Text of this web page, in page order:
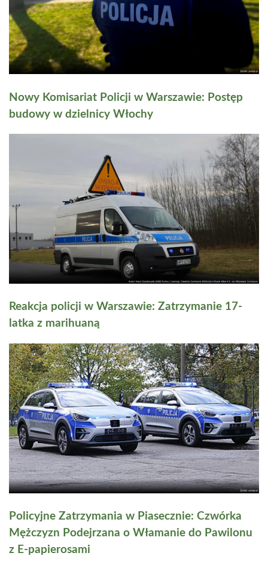
Nowy Komisariat Policji w Warszawie: Postęp
budowy w dzielnicy Włochy
Reakcja policji w Warszawie: Zatrzymanie 17-
latka z marihuaną
Policyjne Zatrzymania w Piasecznie: Czwórka
Mężczyzn Podejrzana o Włamanie do Pawilonu
z E-papierosami